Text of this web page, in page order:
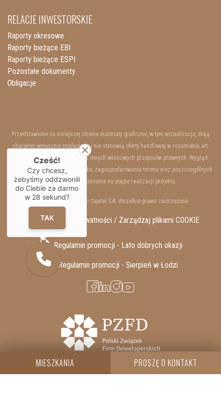
RELACJE INWESTORSKIE
Raporty okresowe
Raporty bieżące EBI
Raporty bieżące ESPI
Pozostałe dokumenty
Obligacje
Przedstawione na niniejszej stronie materiały graficzne, w tym wizualizacje, mają
charakter wyłącznie poglądowy i nie stanowią oferty handlowej w rozumieniu art.
66 §1 Kodeksu Cywilnego oraz innych właściwych przepisów prawnych. Wygląd
wewnętrzny i zewnętrzny budynku, zagospodarowania terenu oraz poszczególnych
lokali mogą ulec zmianie na etapie realizacji projektu.
Copyrights © 2025 Resi Capital S.A. Wszelkie prawa zastrzeżone.
RODO / Polityka Prywatności / Zarządzaj plikami COOKIE
Regulamin promocji - Lato dobrych okazji
Regulamin promocji - Sierpień w Łodzi
MIESZKANIA PROSZĘ O KONTAKT
Cześć!
Czy chcesz,
żebyśmy oddzwonili
do Ciebie za darmo
w 28 sekund?
TAK